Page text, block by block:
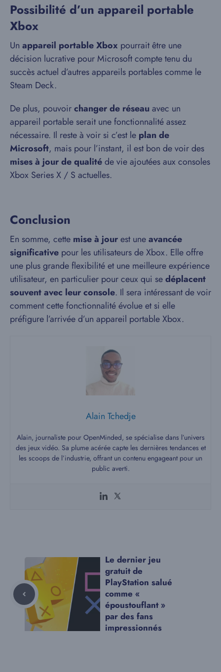
Possibilité d’un appareil portable
Xbox
Un appareil portable Xbox pourrait être une
décision lucrative pour Microsoft compte tenu du
succès actuel d’autres appareils portables comme le
Steam Deck.
De plus, pouvoirchanger de réseauavec un
appareil portable serait une fonctionnalité assez
nécessaire. Il reste à voir si c’est le plan de
Microsoft, mais pour l’instant, il est bon de voir des
mises à jour de qualitéde vie ajoutées aux consoles
Xbox Series X / S actuelles.
Conclusion
En somme, cette mise à jourest uneavancée
significative pour les utilisateurs de Xbox. Elle offre
une plus grande flexibilité et une meilleure expérience
utilisateur, en particulier pour ceux qui sedéplacent
souvent avec leur console. Il sera intéressant de voir
comment cette fonctionnalité évolue et si elle
préfigure l’arrivée d’un appareil portable Xbox.
Alain Tchedje
Alain, journaliste pour OpenMinded, se spécialise dans l’univers
des jeux vidéo. Sa plume acérée capte les dernières tendances et
les scoops de l’industrie, offrant un contenu engageant pour un
public averti.
Le dernier jeu
gratuit de
PlayStation salué
comme «
époustouflant »
par des fans
impressionnés